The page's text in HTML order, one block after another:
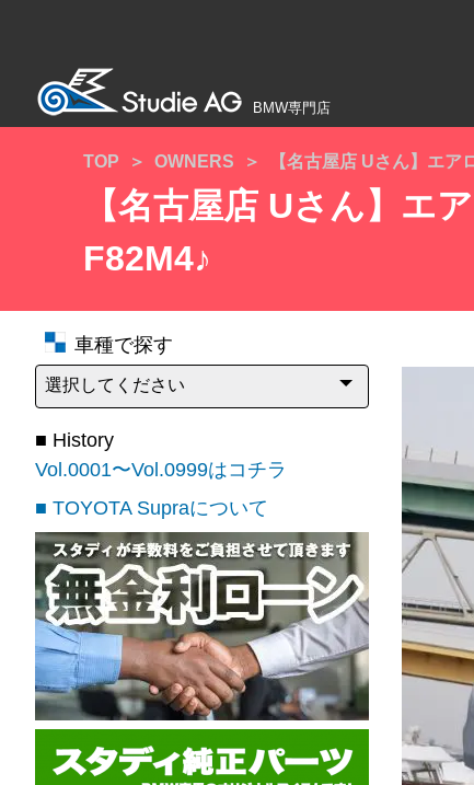
BMW専門店
TOP OWNERS 【名古屋店 Uさん】エ
【名古屋店 Uさん】エ
F82M4♪
車種で探す
■ History
Vol.0001〜Vol.0999はコチラ
■ TOYOTA Supraについて